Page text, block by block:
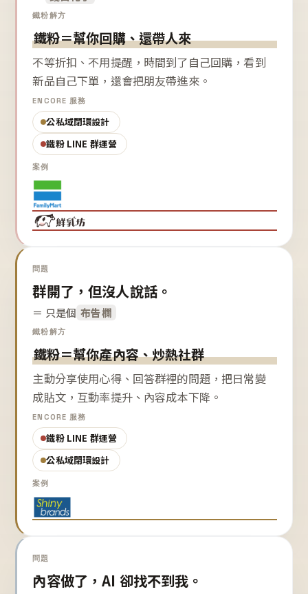
鐵粉解方
鐵粉＝幫你回購、還帶人來
不等折扣、不用提醒，時間到了自己回購，看到
新品自己下單，還會把朋友帶進來。
ENCORE 服務
公私域閉環設計
鐵粉 LINE 群運營
案例
問題
群開了，但沒人說話。
＝ 只是個 布告欄
鐵粉解方
鐵粉＝幫你產內容、炒熱社群
主動分享使用心得、回答群裡的問題，把日常變
成貼文，互動率提升、內容成本下降。
ENCORE 服務
鐵粉 LINE 群運營
公私域閉環設計
案例
問題
內容做了，AI 卻找不到我。